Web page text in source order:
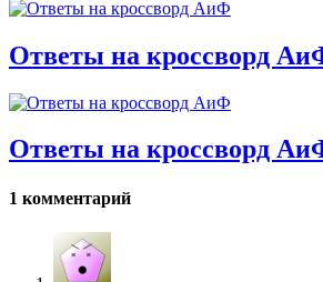
Ответы на кроссворд
Ответы на кроссворд
1 комментарий